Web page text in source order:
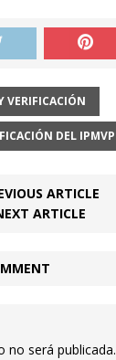
VERIFICACIÓN
DEL IPMVP
ARTICLE
ARTICLE
no será publicada.